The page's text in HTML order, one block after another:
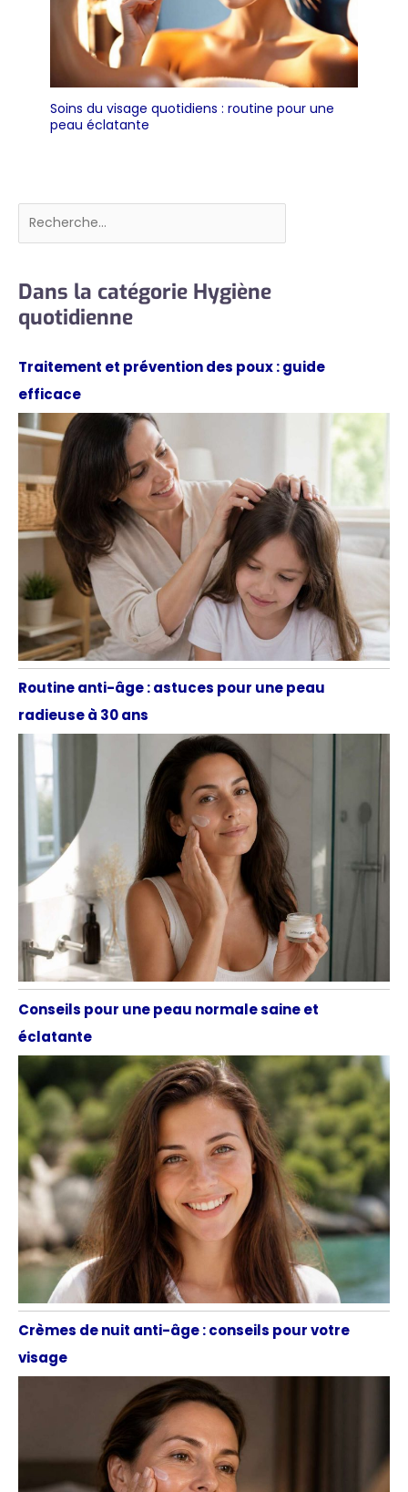
Soins du visage quotidiens : routine pour une
peau éclatante
Rechercher
Dans la catégorie Hygiène
quotidienne
Traitement et prévention des poux : guide
efficace
Routine anti-âge : astuces pour une peau
radieuse à 30 ans
Conseils pour une peau normale saine et
éclatante
Crèmes de nuit anti-âge : conseils pour votre
visage